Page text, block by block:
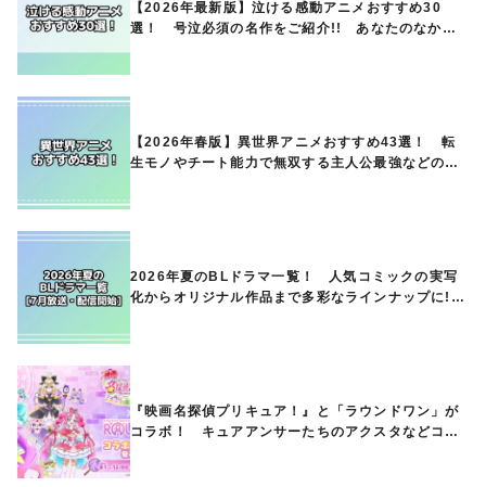
【2026年最新版】泣ける感動アニメおすすめ30
選！ 号泣必須の名作をご紹介!! あなたのなかの
【2026年春版】異世界アニメおすすめ43選！ 転
生モノやチート能力で無双する主人公最強などの人
2026年夏のBLドラマ一覧！ 人気コミックの実写
化からオリジナル作品まで多彩なラインナップに!!
『映画名探偵プリキュア！』と「ラウンドワン」が
コラボ！ キュアアンサーたちのアクスタなどコラ